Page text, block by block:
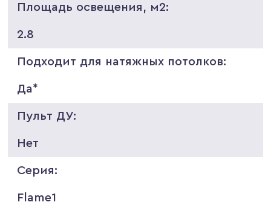
Площадь освещения, м2:
2.8
Подходит для натяжных потолков:
Да*
Пульт ДУ:
Нет
Серия:
Flame1